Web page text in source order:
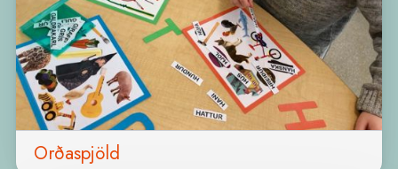
Orðaspjöld